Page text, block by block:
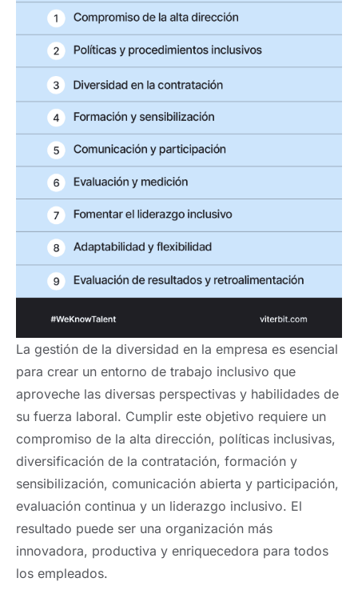
La gestión de la diversidad en la empresa es esencial
para crear un entorno de trabajo inclusivo que
aproveche las diversas perspectivas y habilidades de
su fuerza laboral. Cumplir este objetivo requiere un
compromiso de la alta dirección, políticas inclusivas,
diversificación de la contratación, formación y
sensibilización, comunicación abierta y participación,
evaluación continua y un liderazgo inclusivo. El
resultado puede ser una organización más
innovadora, productiva y enriquecedora para todos
los empleados.